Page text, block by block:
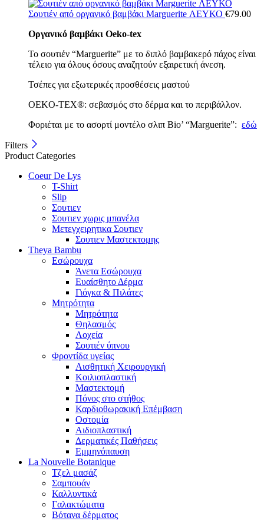
Σουτιέν από οργανικό βαμβάκι Marguerite ΛΕΥΚΟ €79.00
Οργανικό βαμβάκι Oeko-tex
Το σουτιέν “Marguerite” με το διπλό βαμβακερό πάχος είναι
τέλειο για όλους όσους αναζητούν εξαιρετική άνεση.
Τσέπες για εξωτερικές προσθέσεις μαστού
OEKO-TEX®: σεβασμός στο δέρμα και το περιβάλλον.
Φοριέται με το ασορτί μοντέλο σλιπ Bio’ “Marguerite”: εδώ
Filters
Product Categories
Coeur De Lys
T-Shirt
Slip
Σουτιεν
Σουτιεν χωρις μπανέλα
Μετεγχειρητικα Σουτιεν
Σουτιεν Μαστεκτομης
Theya Bambu
Εσώρουχα
Άνετα Εσώρουχα
Ευαίσθητο Δέρμα
Γιόγκα & Πιλάτες
Μητρότητα
Μητρότητα
Θηλασμός
Λοχεία
Σουτιέν ύπνου
Φροντίδα υγείας
Αισθητική Χειρουργική
Κοιλιοπλαστική
Μαστεκτομή
Πόνος στο στήθος
Καρδιοθωρακική Επέμβαση
Οστομία
Αιδιοπλαστική
Δερματικές Παθήσεις
Εμμηνόπαυση
La Nouvelle Botanique
Τζελ μασάζ
Σαμπουάν
Καλλυντικά
Γαλακτώματα
Βότανα δέρματος